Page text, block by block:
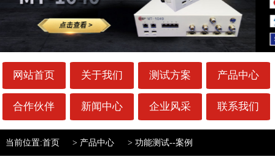
网站首页 关于我们 测试方案 产品中心
合作伙伴 新闻中心 企业风采 联系我们
当前位置:首页 > 产品中心 > 功能测试--案例